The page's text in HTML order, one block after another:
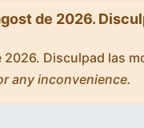
de 2026.
Disculpad las
any inconvenience.